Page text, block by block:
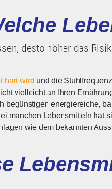
desto höher das
hart wird und die
vielleicht an Ihren
begünstigen energiereiche,
manchen Lebens­mitteln hat
wie dem bekannten
schließt den Magen“. Auch Schwarztee hat eine stopfende
die darin enthaltenen Gerb­stoffe,
Die früher als verstopfend
verzehren – sie